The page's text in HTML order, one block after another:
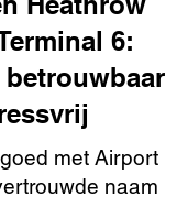
6:
met Airport
naam